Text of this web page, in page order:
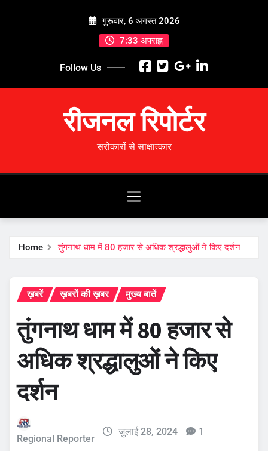
गुरूवार, 6 अगस्त 2026
7:33 अपराह्न
Follow Us
रीजनल रिपोर्टर
सरोकारों से साक्षात्कार
Home तुंगनाथ धाम में 80 हजार से अधिक श्रद्धालुओं ने किए दर्शन
ख़बरें ख़बरों की ख़बर मुख्य बातें
तुंगनाथ धाम में 80 हजार से
अधिक श्रद्धालुओं ने किए
दर्शन
Regional Reporter
जुलाई 28, 2024 1